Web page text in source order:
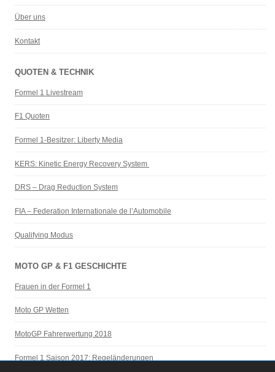
Über uns
Kontakt
QUOTEN & TECHNIK
Formel 1 Livestream
F1 Quoten
Formel 1-Besitzer: Liberty Media
KERS: Kinetic Energy Recovery System
DRS – Drag Reduction System
FIA – Federation Internationale de l’Automobile
Qualifying Modus
MOTO GP & F1 GESCHICHTE
Frauen in der Formel 1
Moto GP Wetten
MotoGP Fahrerwertung 2018
Formel 1 Saison 2017: Regeländerungen